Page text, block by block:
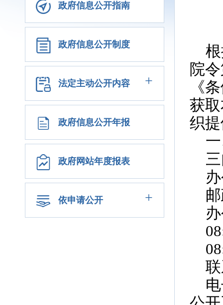
政府信息公开指南
政府信息公开制度
法定主动公开内容 +
政府信息公开年报
政府网站年度报表
依申请公开 +
院
《
获
织